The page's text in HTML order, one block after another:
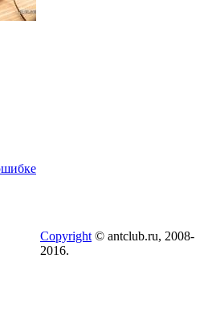
Copyright © antclub.ru, 2008-
2016.